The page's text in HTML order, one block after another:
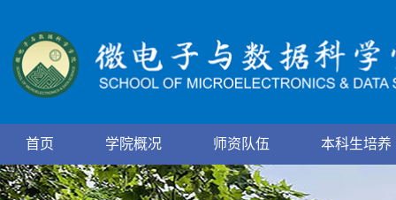
首页 学院概况 师资队伍 本科生培养